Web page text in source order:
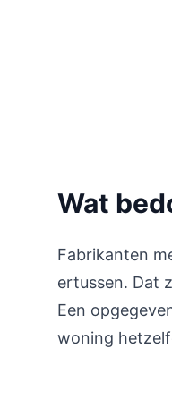
Wat
Fabrikanten
ertussen. Dat
Een
woning